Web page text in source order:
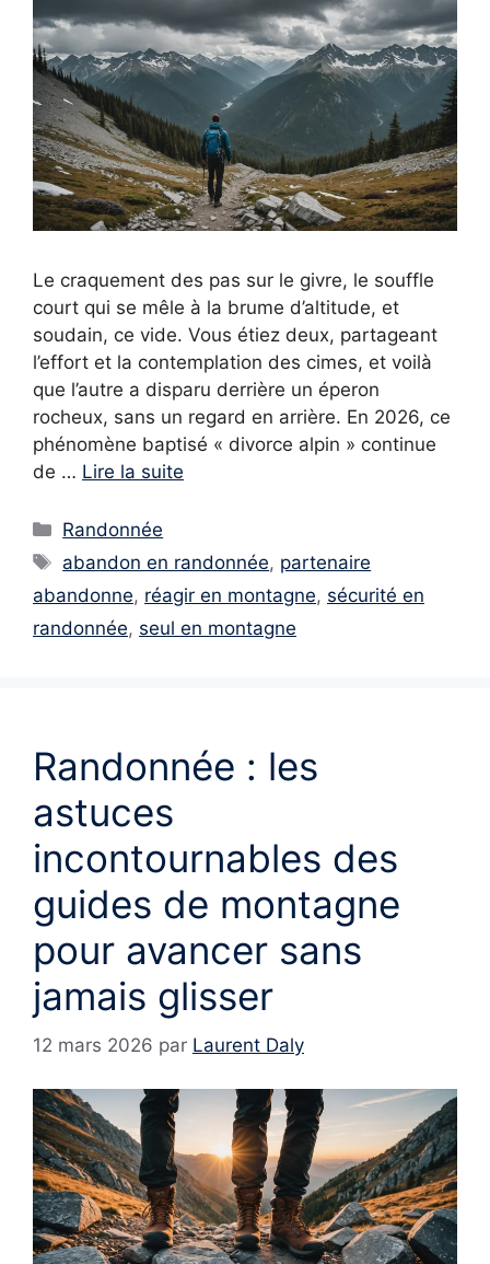
Le craquement des pas sur le givre, le souffle
court qui se mêle à la brume d’altitude, et
soudain, ce vide. Vous étiez deux, partageant
l’effort et la contemplation des cimes, et voilà
que l’autre a disparu derrière un éperon
rocheux, sans un regard en arrière. En 2026, ce
phénomène baptisé « divorce alpin » continue
de … Lire la suite
Catégories
Randonnée
Étiquettes
abandon en randonnée, partenaire
abandonne, réagir en montagne, sécurité en
randonnée, seul en montagne
Randonnée : les
astuces
incontournables des
guides de montagne
pour avancer sans
jamais glisser
12 mars 2026 par Laurent Daly